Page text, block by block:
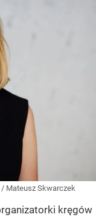
/ Mateusz Skwarczek
kręgów